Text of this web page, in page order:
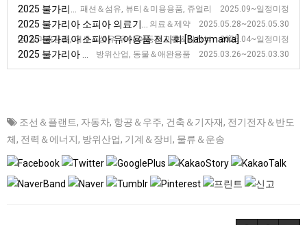
패션＆섬유, 뷰티＆미용용품, 쥬얼리 2025.09~일정미정
2025 불가리아 플로브디프 직물전문 전시회 [TexTailorExpo]
의료＆제약 2025.05.28~2025.05.30
2025 불가리아 소피아 의료기기 전시회 [BULMEDICA/BULDENTAL/DERMA&AESTHETICS]
뷰티＆미용용품, 패션＆섬유, 유아·아동＆교육＆임산부 2025.04~일정미정
2025 불가리아 소피아 유아용품 전시회 [Babymania]
방위산업, 동물＆애완용품 2025.03.26~2025.03.30
2025 불가리아 플로브디프 사냥 전시회 [NATURE, HUNTING, FISHING]
조선＆플랜트, 자동차, 항공＆우주, 건축＆기자재, 전기전자＆반도
체, 전력＆에너지, 방위산업, 기계＆장비, 물류＆운송